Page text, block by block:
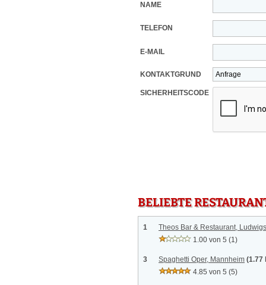
NAME
TELEFON
E-MAIL
KONTAKTGRUND
SICHERHEITSCODE
BELIEBTE
1
Theos Bar & Restaurant,
1.00 von 5 (1)
3 Spaghetti Oper, Mannheim (1.77
4.85 von 5 (5)